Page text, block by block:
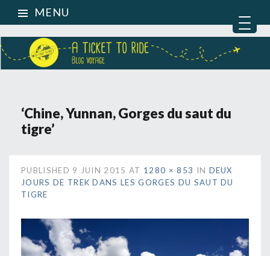
MENU
‘Chine, Yunnan, Gorges du saut du
tigre’
PUBLISHED 9 JUIN 2015 AT 1280 × 853 IN DEUX
JOURS DE TREK DANS LES GORGES DU SAUT DU
TIGRE